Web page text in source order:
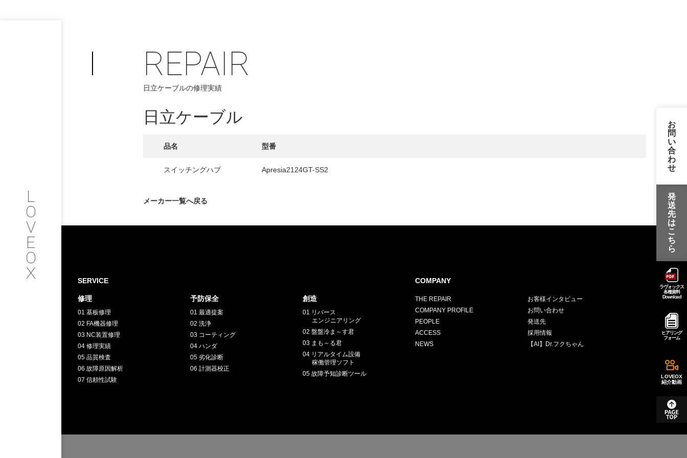
L
O
V
E
O
X
PHILOSOPHY
フィロソフィー
COMPANY
PROFILE
SERVICE
INTERVIEW
お客様インタビュー
RECRUIT
採用情報
CHALLENGE
お問い合わせ / 発送先
お
問
い
合
わ
せ
発
送
先
は
こ
ち
ら
ラヴォックス
各種資料
Download
ヒアリング
フォーム
LOVEOX
紹介動画
REPAIR
日立ケーブルの修理実績
日立ケーブル
品名 型番
スイッチングハブ Apresia2124GT-SS2
メーカー一覧へ戻る
SERVICE
修理
01 基板修理
02 FA機器修理
03 NC装置修理
04 修理実績
05 品質検査
06 故障原因解析
07 信頼性試験
予防保全
01 最適提案
02 洗浄
03 コーティング
04 ハンダ
05 劣化診断
06 計測器校正
創造
01 リバース
エンジニアリング
02 盤盤冷ま～す君
03 まも～る君
04 リアルタイム設備
稼働管理ソフト
05 故障予知診断ツール
COMPANY
THE REPAIR
COMPANY PROFILE
PEOPLE
ACCESS
NEWS
お客様インタビュー
お問い合わせ
発送先
採用情報
【AI】Dr.フクちゃん